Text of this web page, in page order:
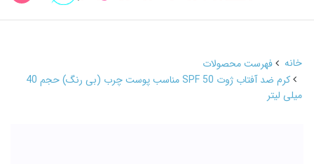
خانه
فهرست محصولات
کرم ضد آفتاب ژوت SPF 50 مناسب پوست چرب (بی رنگ) حجم 40
میلی لیتر